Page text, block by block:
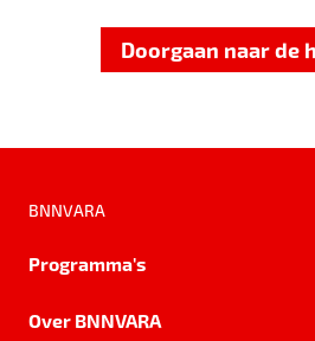
Doorgaan naar de
BNNVARA
Programma's
Over BNNVARA